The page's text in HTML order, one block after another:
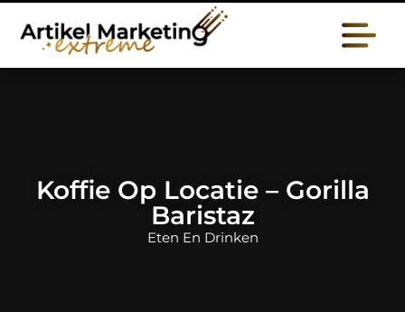
Koffie Op Locatie – Gorilla
Baristaz
Eten En Drinken